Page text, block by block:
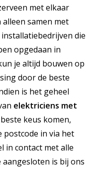
met elkaar
samen met
die
opgedaan in
je altijd bouwen op
door de beste
is het geheel
elektriciens met
keus komen,
postcode in via het
in contact met alle
is bij ons